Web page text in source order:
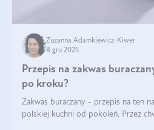
Zuzanna Adamkiewicz-Kiwer
8 gru 2025
Przepis na zakwas
po kroku?
Zakwas buraczany - przepis na ten
polskiej kuchni od pokoleń. Przez